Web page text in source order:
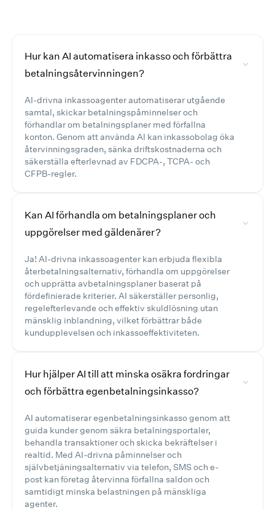
Hur kan AI automatisera inkasso och förbättra
betalningsåtervinningen?
AI-drivna inkassoagenter automatiserar utgående
samtal, skickar betalningspåminnelser och
förhandlar om betalningsplaner med förfallna
konton. Genom att använda AI kan inkassobolag öka
återvinningsgraden, sänka driftskostnaderna och
säkerställa efterlevnad av FDCPA-, TCPA- och
CFPB-regler.
Kan AI förhandla om betalningsplaner och
uppgörelser med gäldenärer?
Ja! AI-drivna inkassoagenter kan erbjuda flexibla
återbetalningsalternativ, förhandla om uppgörelser
och upprätta avbetalningsplaner baserat på
fördefinierade kriterier. AI säkerställer personlig,
regelefterlevande och effektiv skuldlösning utan
mänsklig inblandning, vilket förbättrar både
kundupplevelsen och inkassoeffektiviteten.
Hur hjälper AI till att minska osäkra fordringar
och förbättra egenbetalningsinkasso?
AI automatiserar egenbetalningsinkasso genom att
guida kunder genom säkra betalningsportaler,
behandla transaktioner och skicka bekräftelser i
realtid. Med AI-drivna påminnelser och
självbetjäningsalternativ via telefon, SMS och e-
post kan företag återvinna förfallna saldon och
samtidigt minska belastningen på mänskliga
agenter.